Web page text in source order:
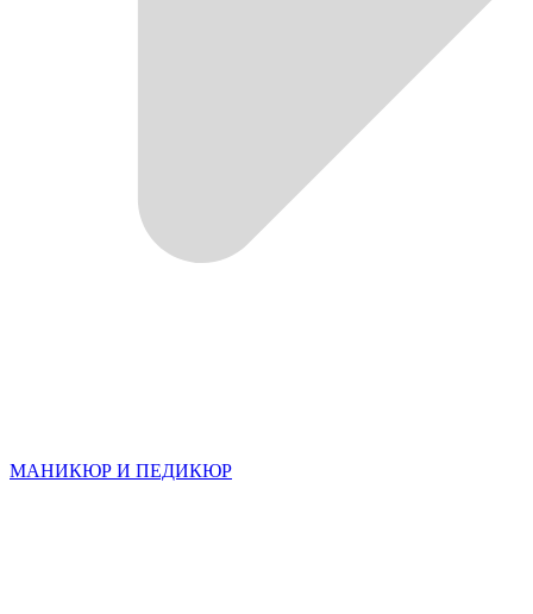
МАНИКЮР И ПЕДИКЮР